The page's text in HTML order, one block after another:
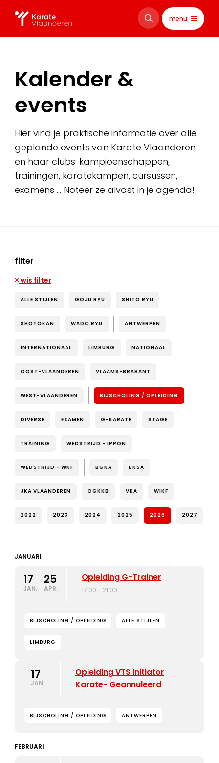
menu
Kalender &
events
Hier vind je praktische informatie over alle
geplande events van Karate Vlaanderen
en haar clubs: kampioenschappen,
trainingen, karatekampen, cursussen,
examens … Noteer ze alvast in je agenda!
filter
wis filter
ALLE STIJLEN GOJU RYU SHITO RYU
SHOTOKAN WADO RYU ANTWERPEN
INTERNATIONAAL LIMBURG NATIONAAL
OOST-VLAANDEREN VLAAMS-BRABANT
WEST-VLAANDEREN BIJSCHOLING / OPLEIDING
DIVERSE EXAMEN G-KARATE STAGE
TRAINING WEDSTRIJD - IPPON
WEDSTRIJD - WKF BGKA BKSA
JKA VLAANDEREN OGKKB VKA WIKF
2022 2023 2024 2025 2026 2027
JANUARI
17
JAN.
- 25
APR.
Opleiding G-Trainer
17:00 - 21:00
BIJSCHOLING / OPLEIDING ALLE STIJLEN
LIMBURG
17
JAN.
Opleiding VTS Initiator
Karate- Geannuleerd
BIJSCHOLING / OPLEIDING ANTWERPEN
FEBRUARI